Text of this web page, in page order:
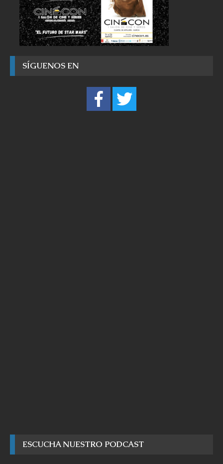
SÍGUENOS EN
ESCUCHA NUESTRO PODCAST